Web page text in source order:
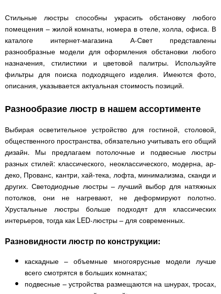
Стильные люстры способны украсить обстановку любого
помещения – жилой комнаты, номера в отеле, холла, офиса. В
каталоге интернет-магазина А-Свет представлены
разнообразные модели для оформления обстановки любого
назначения, стилистики и цветовой палитры. Используйте
фильтры для поиска подходящего изделия. Имеются фото,
описания, указывается актуальная стоимость позиций.
Разнообразие люстр в нашем ассортименте
Выбирая осветительное устройство для гостиной, столовой,
общественного пространства, обязательно учитывать его общий
дизайн. Мы предлагаем потолочные и подвесные люстры
разных стилей: классического, неоклассического, модерна, ар-
деко, Прованс, кантри, хай-тека, лофта, минимализма, сканди и
других. Светодиодные люстры – лучший выбор для натяжных
потолков, они не нагревают, не деформируют полотно.
Хрустальные люстры больше подходят для классических
интерьеров, тогда как LED-люстры – для современных.
Разновидности люстр по конструкции:
каскадные – объемные многоярусные модели лучше
всего смотрятся в больших комнатах;
подвесные – устройства размещаются на шнурах, тросах,